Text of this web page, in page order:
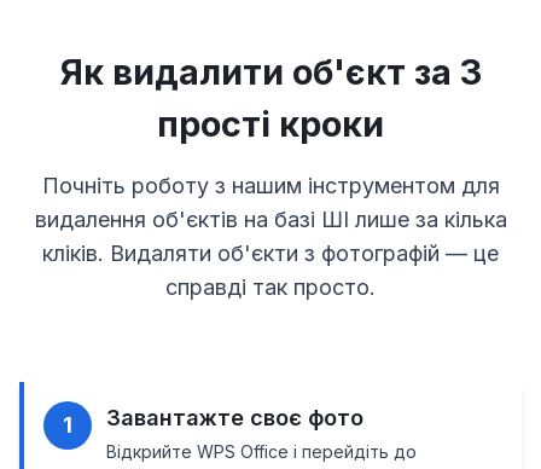
Як видалити об'єкт за 3
прості кроки
Почніть роботу з нашим інструментом для
видалення об'єктів на базі ШІ лише за кілька
кліків. Видаляти об'єкти з фотографій — це
справді так просто.
1 Завантажте своє фото
Відкрийте WPS Office і перейдіть до